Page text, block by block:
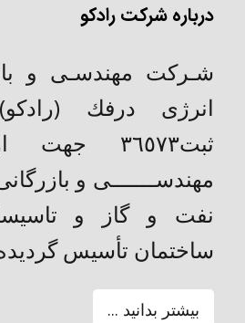
درباره شرکت رادکو
شـركت مهندسـی و
انرژی درفك
ثبت٣٦٥٧٣
مهندســـــــی و
نفت و گاز و
ساختمان تأسیس
بیشتر بدانید ...